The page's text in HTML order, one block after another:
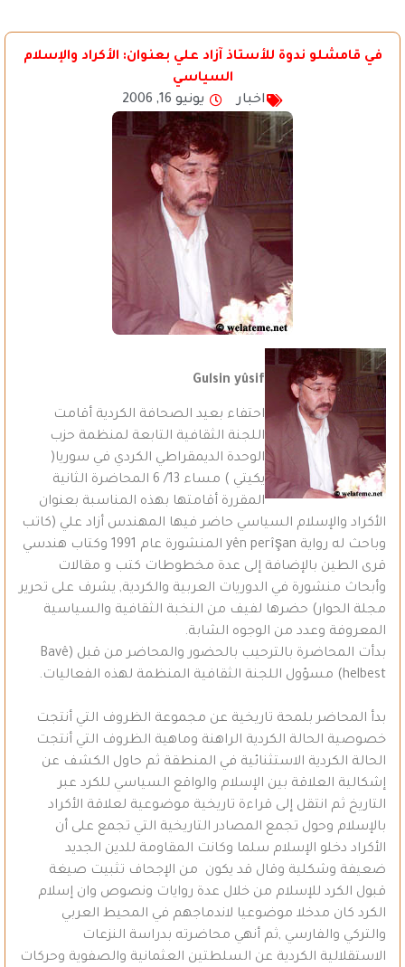
في قامشلو ندوة للأستاذ آزاد علي بعنوان: الأكراد والإسلام
السياسي
اخبار
يونيو 16, 2006
Gulsin yûsif
احتفاء بعيد الصحافة الكردية أقامت
اللجنة الثقافية التابعة لمنظمة حزب
الوحدة الديمقراطي الكردي في سوريا(
يكيتي ) مساء 13/ 6 المحاضرة الثانية
المقررة أقامتها بهذه المناسبة بعنوان
الأكراد والإسلام السياسي حاضر فيها المهندس أزاد علي (كاتب
وباحث له رواية yên perîşan المنشورة عام 1991 وكتاب هندسي
قرى الطين بالإضافة إلى عدة مخطوطات كتب و مقالات
وأبحاث منشورة في الدوريات العربية والكردية, يشرف على تحرير
مجلة الحوار) حضرها لفيف من النخبة الثقافية والسياسية
المعروفة وعدد من الوجوه الشابة.
بدأت المحاضرة بالترحيب بالحضور والمحاضر من قبل (Bavê
helbest) مسؤول اللجنة الثقافية المنظمة لهذه الفعاليات.
بدأ المحاضر بلمحة تاريخية عن مجموعة الظروف التي أنتجت
خصوصية الحالة الكردية الراهنة وماهية الظروف التي أنتجت
الحالة الكردية الاستثنائية في المنطقة ثم حاول الكشف عن
إشكالية العلاقة بين الإسلام والواقع السياسي للكرد عبر
التاريخ ثم انتقل إلى قراءة تاريخية موضوعية لعلاقة الأكراد
بالإسلام وحول تجمع المصادر التاريخية التي تجمع على أن
الأكراد دخلو الإسلام سلما وكانت المقاومة للدين الجديد
ضعيفة وشكلية وقال قد يكون من الإجحاف تثبيت صيغة
قبول الكرد للإسلام من خلال عدة روايات ونصوص وان إسلام
الكرد كان مدخلا موضوعيا لاندماجهم في المحيط العربي
والتركي والفارسي ,ثم أنهي محاضرته بدراسة النزعات
الاستقلالية الكردية عن السلطتين العثمانية والصفوية وحركات